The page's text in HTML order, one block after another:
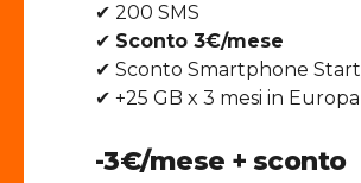
✔ 200 SMS
✔ Sconto 3€/mese
✔ Sconto Smartphone Start
✔ +25 GB x 3 mesi in Europa
-3€/mese + sconto